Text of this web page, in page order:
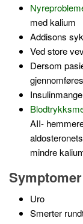
med kalium
Addisons
Ved store
Dersom
AII-
mindre
Uro
Smerter